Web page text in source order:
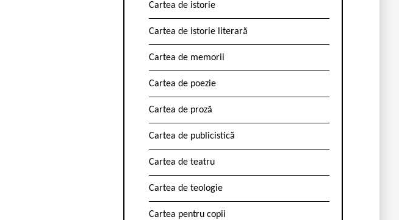
Cartea de istorie
Cartea de istorie literară
Cartea de memorii
Cartea de poezie
Cartea de proză
Cartea de publicistică
Cartea de teatru
Cartea de teologie
Cartea pentru copii